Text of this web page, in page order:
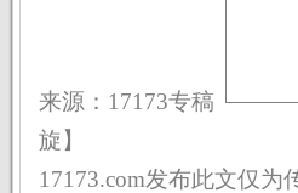
来源：
旋】
17173.com发布此文仅为